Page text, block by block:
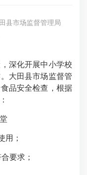
县市场监督管理局
深化开展中小学校
大田县市场监督管
品安全检查，根据
用；
要求；